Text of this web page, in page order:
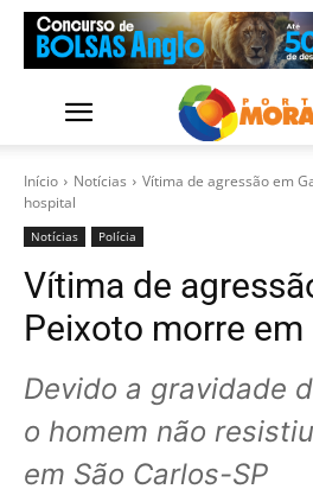
Início Notícias
Vítima de agressão em
hospital
Notícias Polícia
Vítima de
Peixoto morre em
Devido a gravidade
o homem não
em São Carlos-SP